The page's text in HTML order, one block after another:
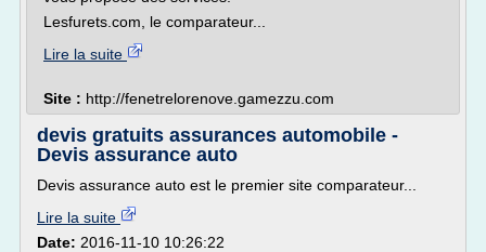
Lesfurets.com, le comparateur...
Lire la suite
Site : http://fenetrelorenove.gamezzu.com
devis gratuits assurances automobile -
Devis assurance auto
Devis assurance auto est le premier site comparateur...
Lire la suite
Date: 2016-11-10 10:26:22